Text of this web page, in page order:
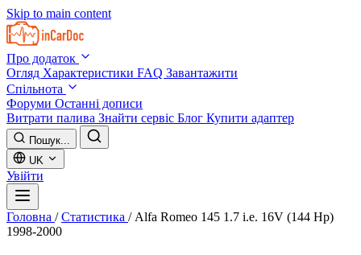
Skip to main content
Про додаток
Огляд Характеристики FAQ Завантажити
Спільнота
Форуми Останні дописи
Витрати палива Знайти сервіс Блог Купити адаптер
Пошук...
UK
Увійти
Головна / Статистика / Alfa Romeo 145 1.7 i.e. 16V (144 Hp)
1998-2000